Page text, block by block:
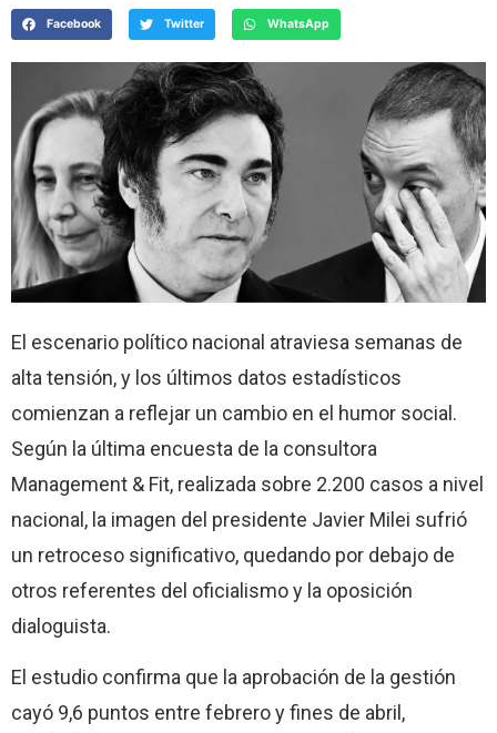
Facebook Twitter WhatsApp
El escenario político nacional atraviesa semanas de
alta tensión, y los últimos datos estadísticos
comienzan a reflejar un cambio en el humor social.
Según la última encuesta de la consultora
Management & Fit, realizada sobre 2.200 casos a nivel
nacional, la imagen del presidente Javier Milei sufrió
un retroceso significativo, quedando por debajo de
otros referentes del oficialismo y la oposición
dialoguista.
El estudio confirma que la aprobación de la gestión
cayó 9,6 puntos entre febrero y fines de abril,